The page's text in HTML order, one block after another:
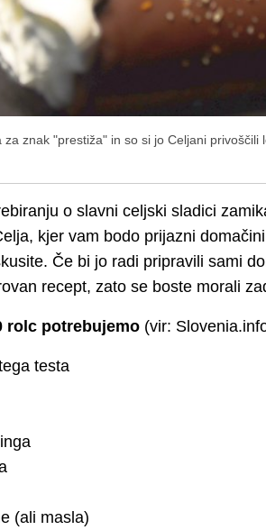
znak "prestiža" in so si jo Celjani privoščili
o slavni celjski sladici
kjer vam bodo prijazni
Če bi jo radi pripravili sami
recept, zato se boste morali
rolc potrebujemo (vir:
testa
(ali masla)